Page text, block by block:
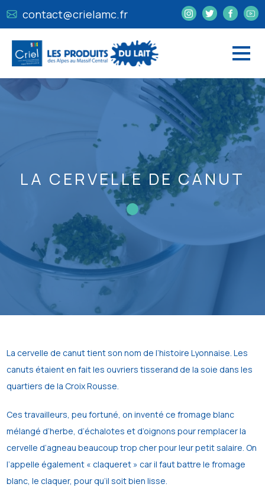
contact@crielamc.fr
LA CERVELLE DE CANUT
La cervelle de canut tient son nom de l’histoire Lyonnaise. Les
canuts étaient en fait les ouvriers tisserand de la soie dans les
quartiers de la Croix Rousse.
Ces travailleurs, peu fortuné, on inventé ce fromage blanc
mélangé d’herbe, d’échalotes et d’oignons pour remplacer la
cervelle d’agneau beaucoup trop cher pour leur petit salaire. On
l’appelle également « claqueret » car il faut battre le fromage
blanc, le claquer, pour qu’il soit bien lisse.